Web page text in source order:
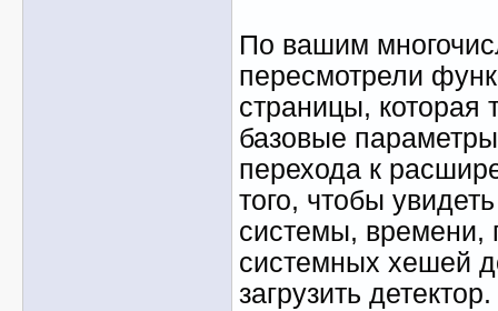
По вашим
пересмотрели
страницы, которая
базовые
перехода к
того, чтобы
системы, времени,
системных хешей
загрузить детектор.